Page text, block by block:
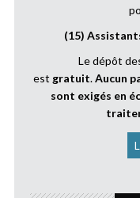
(15)
Le dépôt
est gratuit.Aucun
sont exigés en